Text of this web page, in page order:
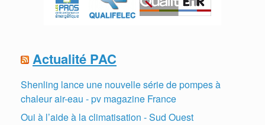
Actualité PAC
Shenling lance une nouvelle série de pompes à
chaleur air-eau - pv magazine France
Oui à l’aide à la climatisation - Sud Ouest